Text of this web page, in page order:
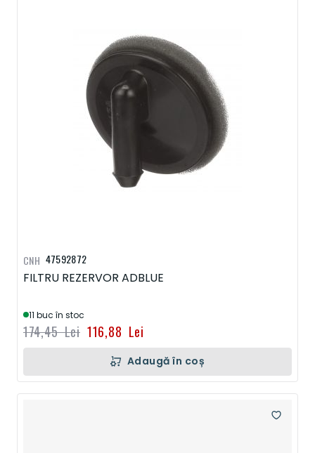
47592872
FILTRU REZERVOR ADBLUE
11 buc în stoc
116,88 Lei
174,45 Lei
CNH
Adaugă în coș